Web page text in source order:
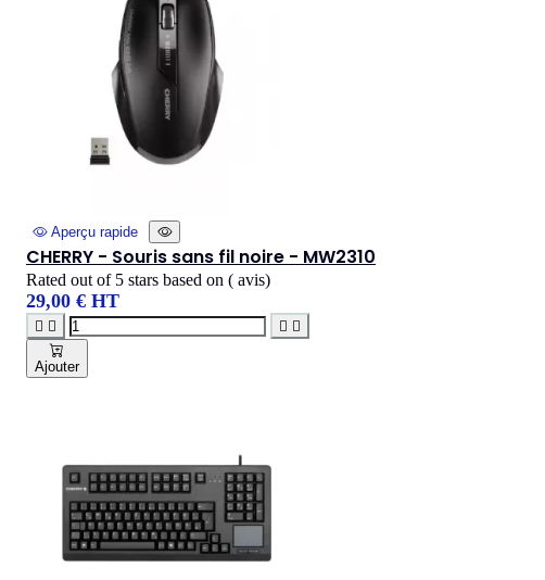
Aperçu rapide
CHERRY - Souris sans fil noire - MW2310
Rated out of 5 stars based on ( avis)
29,00 € HT
   
Ajouter